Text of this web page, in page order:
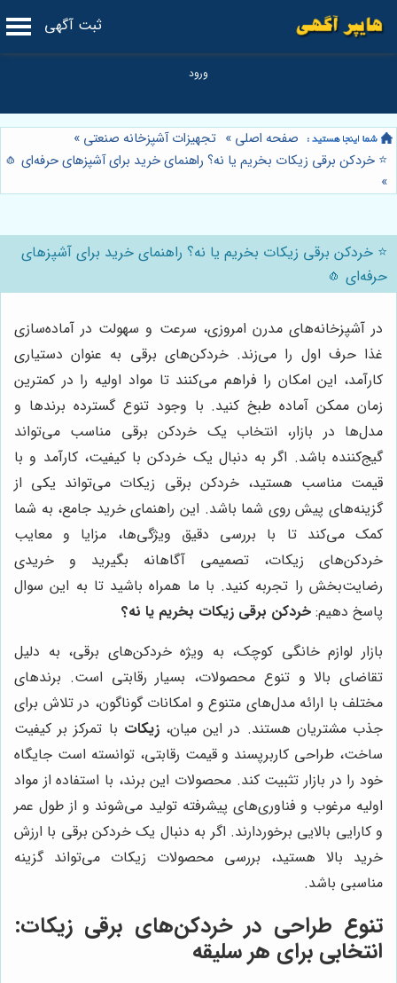
ثبت آگهی
صفحه اصلی » تجهیزات آشپزخانه صنعتی »
⭐️ خردکن برقی زیکات بخریم یا نه؟ راهنمای خرید برای آشپزهای حرفه‌ای 🧄
»
⭐️ خردکن برقی زیکات بخریم یا نه؟ راهنمای خرید برای آشپزهای
حرفه‌ای 🧄
در آشپزخانه‌های مدرن امروزی، سرعت و سهولت در آماده‌سازی
غذا حرف اول را می‌زند. خردکن‌های برقی به عنوان دستیاری
کارآمد، این امکان را فراهم می‌کنند تا مواد اولیه را در کمترین
زمان ممکن آماده طبخ کنید. با وجود تنوع گسترده برندها و
مدل‌ها در بازار، انتخاب یک خردکن برقی مناسب می‌تواند
گیج‌کننده باشد. اگر به دنبال یک خردکن با کیفیت، کارآمد و با
قیمت مناسب هستید، خردکن برقی زیکات می‌تواند یکی از
گزینه‌های پیش روی شما باشد. این راهنمای خرید جامع، به شما
کمک می‌کند تا با بررسی دقیق ویژگی‌ها، مزایا و معایب
خردکن‌های زیکات، تصمیمی آگاهانه بگیرید و خریدی
رضایت‌بخش را تجربه کنید. با ما همراه باشید تا به این سوال
پاسخ دهیم: خردکن برقی زیکات بخریم یا نه؟
بازار لوازم خانگی کوچک، به ویژه خردکن‌های برقی، به دلیل
تقاضای بالا و تنوع محصولات، بسیار رقابتی است. برندهای
مختلف با ارائه مدل‌های متنوع و امکانات گوناگون، در تلاش برای
جذب مشتریان هستند. در این میان،زیکات با تمرکز بر کیفیت
ساخت، طراحی کاربرپسند و قیمت رقابتی، توانسته است جایگاه
خود را در بازار تثبیت کند. محصولات این برند، با استفاده از مواد
اولیه مرغوب و فناوری‌های پیشرفته تولید می‌شوند و از طول عمر
و کارایی بالایی برخوردارند. اگر به دنبال یک خردکن برقی با ارزش
خرید بالا هستید، بررسی محصولات زیکات می‌تواند گزینه
مناسبی باشد.
تنوع طراحی در خردکن‌های برقی زیکات:
انتخابی برای هر سلیقه